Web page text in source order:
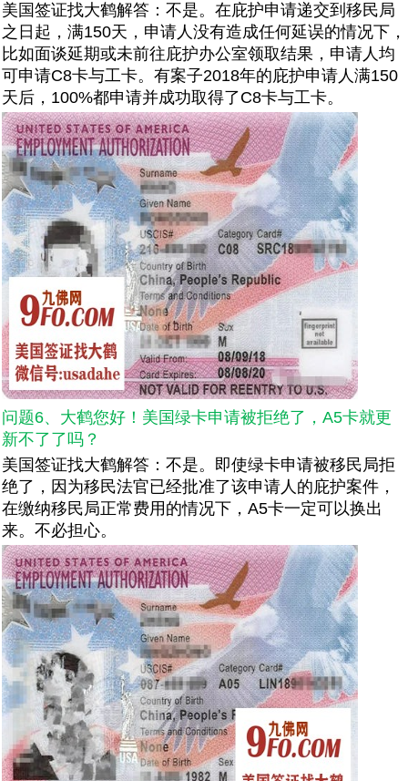
美国签证找大鹤解答：不是。在庇护申请递交到移民局
之日起，满150天，申请人没有造成任何延误的情况下，
比如面谈延期或未前往庇护办公室领取结果，申请人均
可申请C8卡与工卡。有案子2018年的庇护申请人满150
天后，100%都申请并成功取得了C8卡与工卡。
问题6、大鹤您好！美国绿卡申请被拒绝了，A5卡就更
新不了了吗？
美国签证找大鹤解答：不是。即使绿卡申请被移民局拒
绝了，因为移民法官已经批准了该申请人的庇护案件，
在缴纳移民局正常费用的情况下，A5卡一定可以换出
来。不必担心。